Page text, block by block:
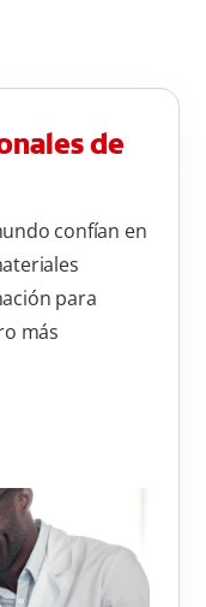
de
confían en
para
más